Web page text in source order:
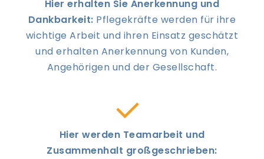
Hier erhalten Sie Anerkennung und
Dankbarkeit: Pflegekräfte werden für ihre
wichtige Arbeit und ihren Einsatz geschätzt
und erhalten Anerkennung von Kunden,
Angehörigen und der Gesellschaft.
Hier werden Teamarbeit und
Zusammenhalt großgeschrieben: